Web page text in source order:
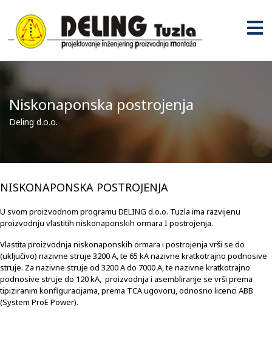
Niskonaponska postrojenja
Deling d.o.o.
NISKONAPONSKA POSTROJENJA
U svom proizvodnom programu DELING d.o.o. Tuzla ima razvijenu
proizvodnju vlastitih niskonaponskih ormara I postrojenja.
Vlastita proizvodnja niskonaponskih ormara i postrojenja vrši se do
(uključivo) nazivne struje 3200 A, te 65 kA nazivne kratkotrajno podnosive
struje. Za nazivne struje od 3200 A do 7000 A, te nazivne kratkotrajno
podnosive struje do 120 kA, proizvodnja i asembliranje se vrši prema
tipiziranim konfiguracijama, prema TCA ugovoru, odnosno licenci ABB
(System ProE Power).